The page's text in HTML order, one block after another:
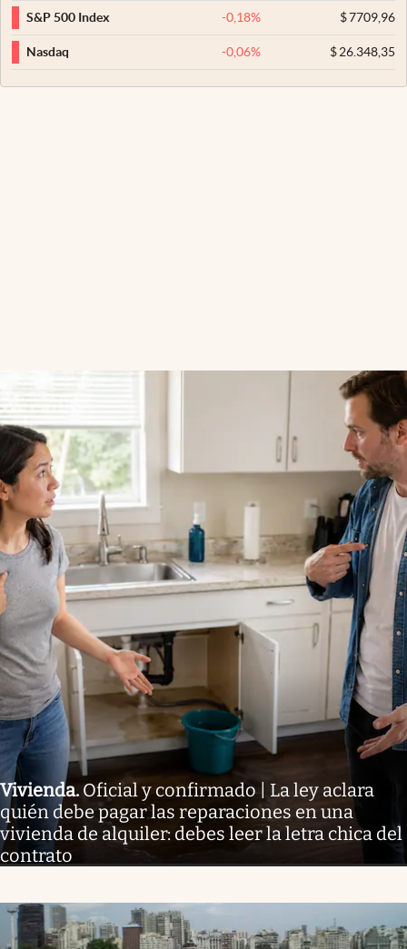
S&P 500 Index -0,18% $7709,96
Nasdaq -0,06% $26.348,35
Vivienda. Oficial y confirmado | La ley aclara
quién debe pagar las reparaciones en una
vivienda de alquiler: debes leer la letra chica del
contrato